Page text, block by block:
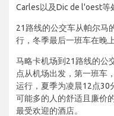
Carles以及Dic de l'oest等
21路线的公交车从帕尔马
行，冬季最后一班车在晚
马略卡机场到21路线的公
点从机场出发，第一班车
运行，夏季为凌晨12点30
可能多的人的舒适且廉价
最受欢迎的酒店。